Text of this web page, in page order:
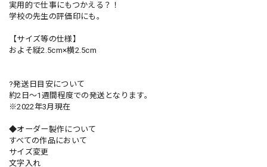
実用的で仕事にもつかえる？！
学校の先生の評価印にも。
【サイズ等の仕様】
およそ縦2.5cm×横2.5cm
?発送日目安について
約2日〜1週間程度での発送となります。
※2022年3月現在
◆オーダー製作について
すべての作品において
サイズ変更
文字入れ